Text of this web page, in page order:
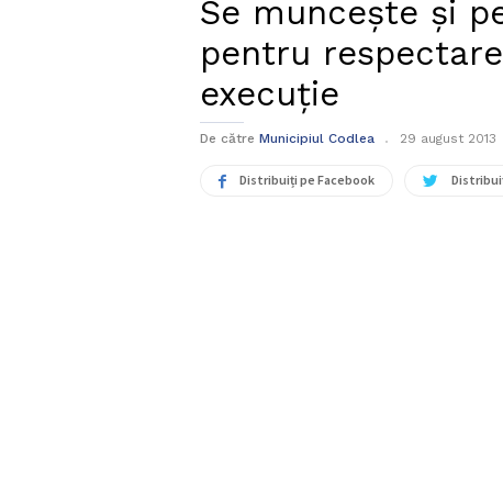
Se muncește și
pentru
execuție
De către Municipiul Codlea 29 august 2013
Distribuiți pe Facebook